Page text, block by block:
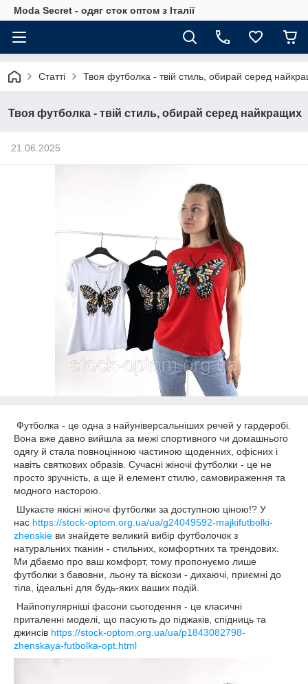
Moda Secret - одяг сток оптом з Італії
Статті Твоя футболка - твій стиль, обирай серед
Твоя футболка - твій стиль, обирай серед найкращих
21.06.2025
Футболка - це одна з найуніверсальніших речей у гардеробі.
Вона вже давно вийшла за межі спортивного чи домашнього
одягу й стала повноцінною частиною щоденних, офісних і
навіть святкових образів. Сучасні жіночі футболки - це не
просто зручність, а ще й елемент стилю, самовираження та
модного насторою.
Шукаєте якісні жіночі футболки за доступною ціною!? У
нас https://stock-optom.org.ua/ua/g24049592-majkifutbolki-
zhenskie ви знайдете великий вибір футболочок з
натуральних тканин - стильних, комфортних та трендових.
Ми дбаємо про ваш комфорт, тому пропонуємо лише
футболки з бавовни, льону та віскози - дихаючі, приємні до
тіла, ідеальні для будь-яких ваших подій.
Найпопулярніші фасони сьогодення - це класичні
приталенні моделі, що пасують до піджаків, спідниць та
джинсів https://stock-optom.org.ua/ua/p1843082798-
zhenskaya-futbolka-opt.html